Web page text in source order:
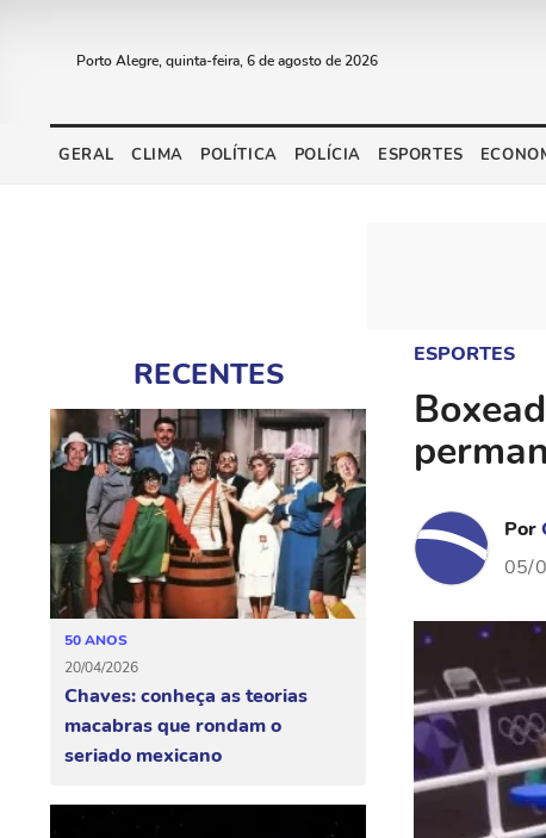
Porto Alegre, quinta-feira, 6 de agosto de 2026
GERAL CLIMA POLÍTICA POLÍCIA ESPORTES
RECENTES
50 ANOS
20/04/2026
Chaves: conheça as teorias
macabras que rondam o
seriado mexicano
ESPORTES
Por
05/